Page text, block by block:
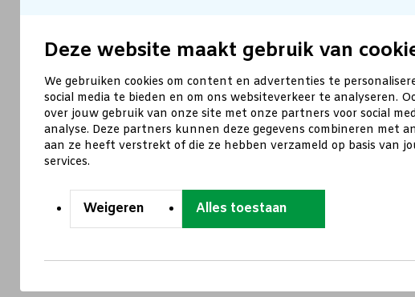
Deze website maakt gebruik van
We gebruiken cookies om content en advertenties te
social media te bieden en om ons websiteverkeer te analyseren.
over jouw gebruik van onze site met onze partners voor social
analyse. Deze partners kunnen deze gegevens combineren met
aan ze heeft verstrekt of die ze hebben verzameld op basis van
services.
Weigeren Alles toestaan